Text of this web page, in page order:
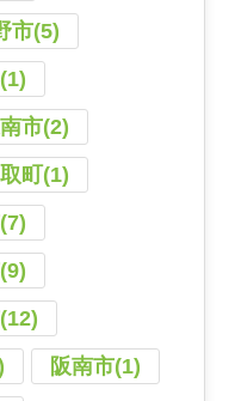
市(5)
市(2)
町(1)
阪南市(1)